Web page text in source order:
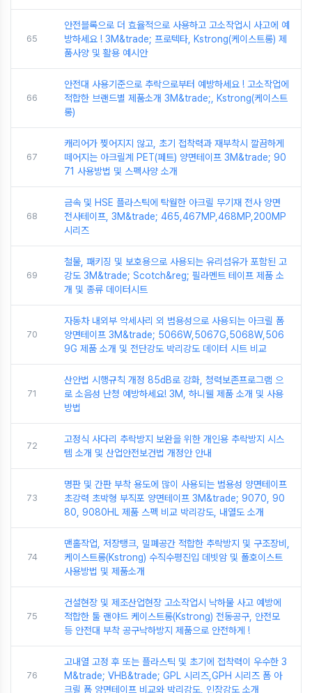
65
안전블록으로 더 효율적으로 사용하고 고소작업시 사고에 예
방하세요 ! 3M&trade; 프로텍타, Kstrong(케이스트롱) 제
품사양 및 활용 예시안
66
안전대 사용기준으로 추락으로부터 예방하세요 ! 고소작업에
적합한 브랜드별 제품소개 3M&trade;, Kstrong(케이스트
롱)
67
캐리어가 찢어지지 않고, 초기 접착력과 재부착시 깔끔하게
떼어지는 아크릴계 PET(페트) 양면테이프 3M&trade; 90
71 사용방법 및 스펙사양 소개
68
금속 및 HSE 플라스틱에 탁월한 아크릴 무기재 전사 양면
전사테이프, 3M&trade; 465,467MP,468MP,200MP
시리즈
69
철물, 패키징 및 보호용으로 사용되는 유리섬유가 포함된 고
강도 3M&trade; Scotch&reg; 필라멘트 테이프 제품 소
개 및 종류 데이터시트
70
자동차 내외부 악세사리 외 범용성으로 사용되는 아크릴 폼
양면테이프 3M&trade; 5066W,5067G,5068W,506
9G 제품 소개 및 전단강도 박리강도 데이터 시트 비교
71
산안법 시행규칙 개정 85dB로 강화, 청력보존프로그램 으
로 소음성 난청 예방하세요! 3M, 하니웰 제품 소개 및 사용
방법
72
고정식 사다리 추락방지 보완을 위한 개인용 추락방지 시스
템 소개 및 산업안전보건법 개정안 안내
73
명판 및 간판 부착 용도에 많이 사용되는 범용성 양면테이프
초강력 초박형 부직포 양면테이프 3M&trade; 9070, 90
80, 9080HL 제품 스펙 비교 박리강도, 내열도 소개
74
맨홀작업, 저장탱크, 밀폐공간 적합한 추락방지 및 구조장비,
케이스트롱(Kstrong) 수직수평진입 데빗암 및 폴호이스트
사용방법 및 제품소개
75
건설현장 및 제조산업현장 고소작업시 낙하물 사고 예방에
적합한 툴 랜야드 케이스트롱(Kstrong) 전동공구, 안전모
등 안전대 부착 공구낙하방지 제품으로 안전하게 !
76
고내열 고정 후 또는 플라스틱 및 초기에 접착력이 우수한 3
M&trade; VHB&trade; GPL 시리즈,GPH 시리즈 폼 아
크릴 폼 양면테이프 비교와 박리강도, 인장강도 소개